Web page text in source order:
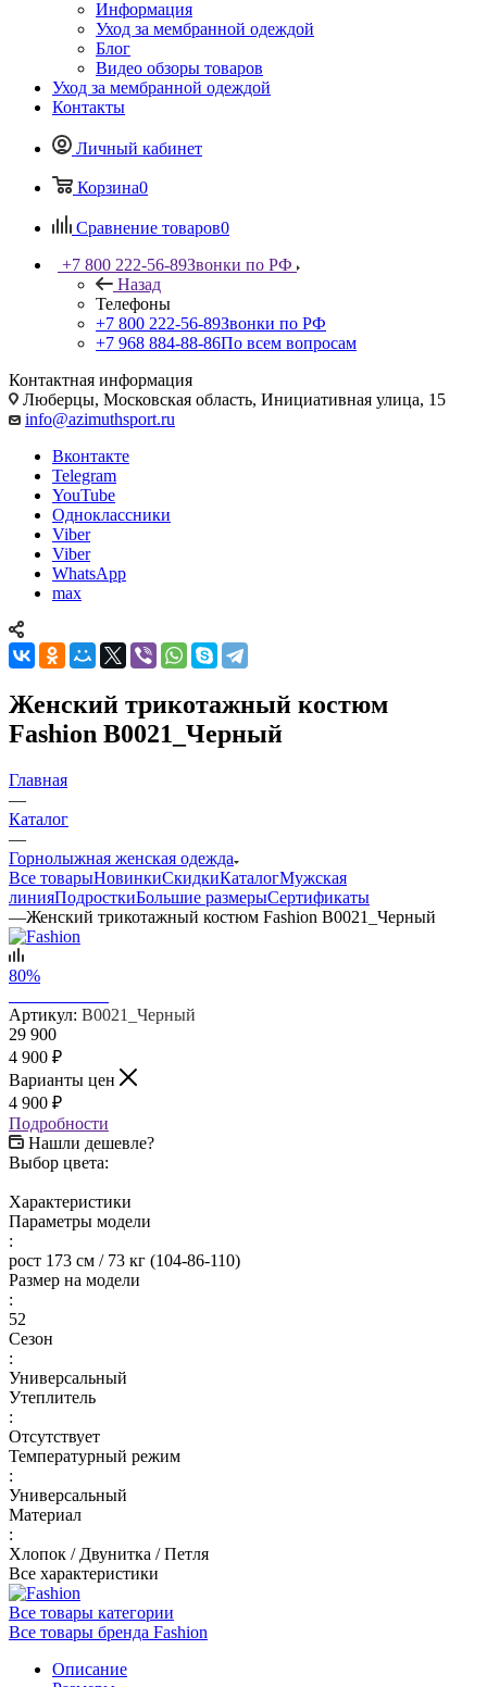
Информация
Уход за мембранной одеждой
Блог
Видео обзоры товаров
Уход за мембранной одеждой
Контакты
Личный кабинет
Корзина0
Сравнение товаров0
+7 800 222-56-89Звонки по РФ
Назад
Телефоны
+7 800 222-56-89Звонки по РФ
+7 968 884-88-86По всем вопросам
Контактная информация
Люберцы, Московская область, Инициативная улица, 15
info@azimuthsport.ru
Вконтакте
Telegram
YouTube
Одноклассники
Viber
Viber
WhatsApp
max
Женский трикотажный костюм
Fashion В0021_Черный
Главная
—
Каталог
—
Горнолыжная женская одежда
Все товарыНовинкиСкидкиКаталогМужская
линияПодросткиБольшие размерыСертификаты
—Женский трикотажный костюм Fashion В0021_Черный
80%
Артикул: В0021_Черный
29 900
4 900 ₽
Варианты цен
4 900 ₽
Подробности
Нашли дешевле?
Выбор цвета:
Характеристики
Параметры модели
:
рост 173 см / 73 кг (104-86-110)
Размер на модели
:
52
Сезон
:
Универсальный
Утеплитель
:
Отсутствует
Температурный режим
:
Универсальный
Материал
:
Хлопок / Двунитка / Петля
Все характеристики
Все товары категории
Все товары бренда Fashion
Описание